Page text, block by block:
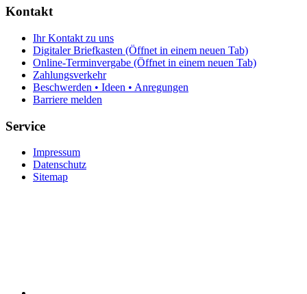
Kontakt
Ihr Kontakt zu uns
Digitaler Briefkasten (Öffnet in einem neuen Tab)
Online-Terminvergabe (Öffnet in einem neuen Tab)
Zahlungsverkehr
Beschwerden • Ideen • Anregungen
Barriere melden
Service
Impressum
Datenschutz
Sitemap